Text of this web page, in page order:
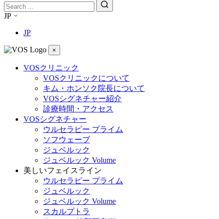
JP
JP
×
VOSクリニック
VOSクリニックについて
キム・ホンソク院長について
VOSシグネチャー紹介
診療時間・アクセス
VOSシグネチャー
ウルセラピー プライム
ソフウェーブ
ジュベルック
ジュベルック Volume
美しいフェイスライン
ウルセラピー プライム
ジュベルック
ジュベルック Volume
スカルプトラ